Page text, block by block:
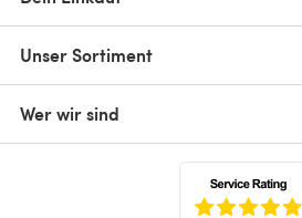
Unser Sortiment
Wer wir sind